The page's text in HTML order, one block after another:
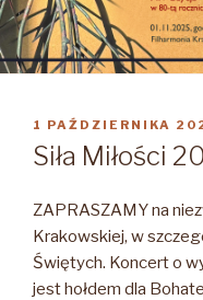
OPUBLIKOWANE
W
1 PAŹDZIERNIKA
Siła Miłości
ZAPRASZAMY na
Krakowskiej, w
Świętych. Koncert o
jest hołdem dla